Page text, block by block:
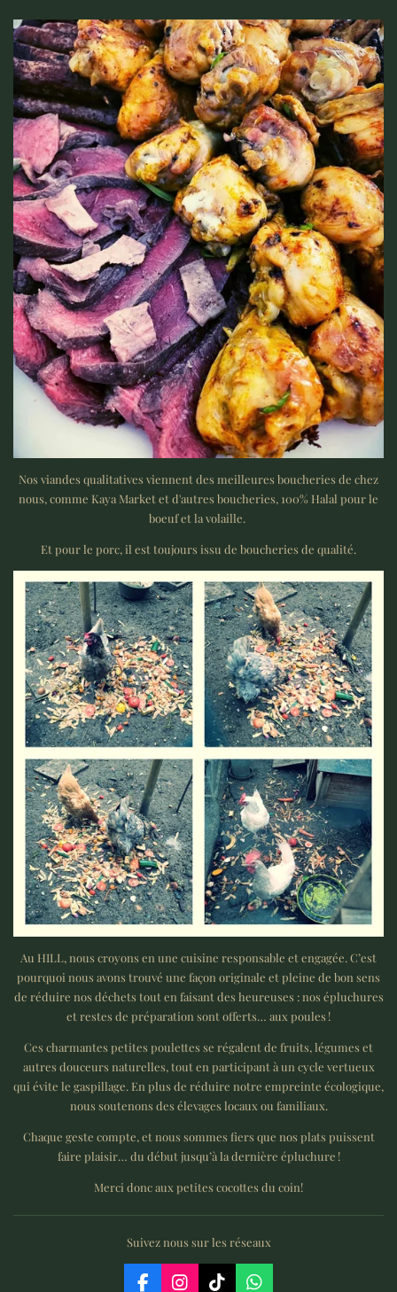
Nos viandes qualitatives viennent des meilleures boucheries de chez
nous, comme Kaya Market et d'autres boucheries, 100% Halal pour le
boeuf et la volaille.
Et pour le porc, il est toujours issu de boucheries de qualité.
Au HILL, nous croyons en une cuisine responsable et engagée. C’est
pourquoi nous avons trouvé une façon originale et pleine de bon sens
de réduire nos déchets tout en faisant des heureuses : nos épluchures
et restes de préparation sont offerts… aux poules !
Ces charmantes petites poulettes se régalent de fruits, légumes et
autres douceurs naturelles, tout en participant à un cycle vertueux
qui évite le gaspillage. En plus de réduire notre empreinte écologique,
nous soutenons des élevages locaux ou familiaux.
Chaque geste compte, et nous sommes fiers que nos plats puissent
faire plaisir… du début jusqu’à la dernière épluchure !
Merci donc aux petites cocottes du coin!
Suivez nous sur les réseaux